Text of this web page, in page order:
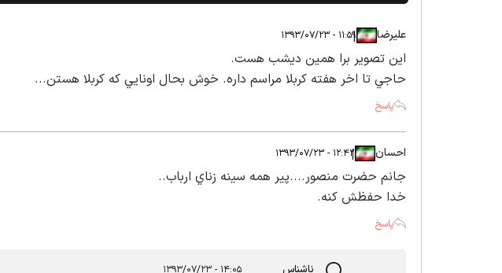
عليرضا|
|
۱۱:۵۹ - ۱۳۹۳/۰۷/۲۳
اين تصوير برا همين ديشب هست.
حاجي تا اخر هفته كربلا مراسم داره. خوش بحال اونايي كه كربلا هستن...
پاسخ
احسان|
|
۱۲:۴۲ - ۱۳۹۳/۰۷/۲۳
جانم حضرت منصور....پير همه سينه زناي ارباب..
خدا حفظش كنه.
پاسخ
ناشناس ۱۴:۰۵ - ۱۳۹۳/۰۷/۲۳